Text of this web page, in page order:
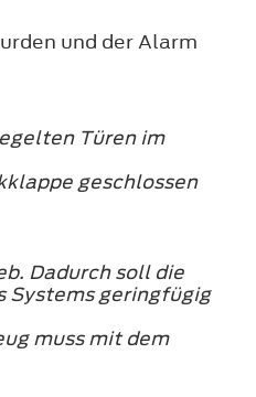
und der Alarm
Türen im
geschlossen
Dadurch soll die
Systems geringfügig
muss mit dem